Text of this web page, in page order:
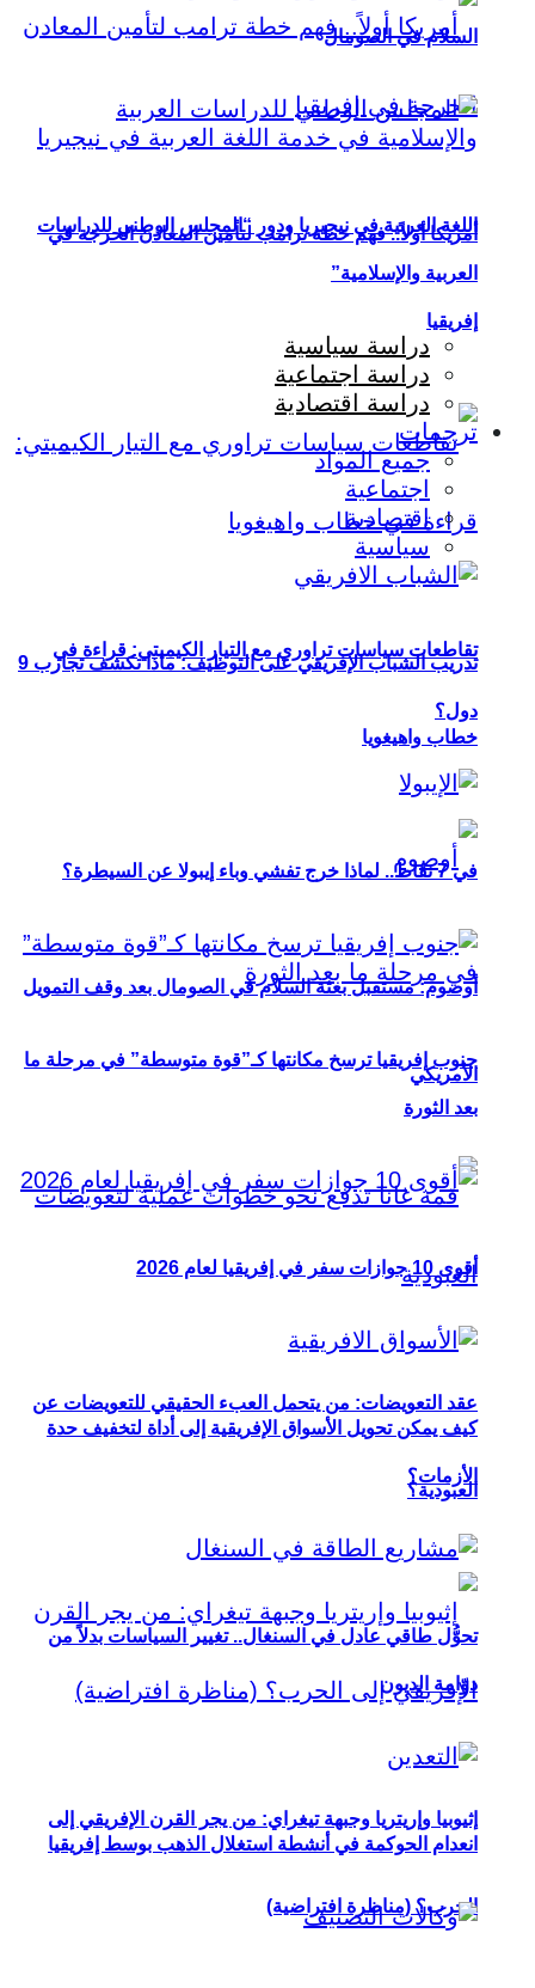
أمريكا أولاً.. فهم خطة ترامب لتأمين المعادن الحرجة في
إفريقيا
تقاطعات سياسات تراوري مع التيار الكيميتي: قراءة في
خطاب واهيغويا
أوصوم: مستقبل بعثة السلام في الصومال بعد وقف التمويل
الأمريكي
عقد التعويضات: من يتحمل العبء الحقيقي للتعويضات عن
العبودية؟
إثيوبيا وإريتريا وجبهة تيغراي: من يجر القرن الإفريقي إلى
الحرب؟ (مناظرة افتراضية)
السلام في الصومال
اللغة العربية في نيجيريا ودور “المجلس الوطني للدراسات
العربية والإسلامية”
دراسة سياسية
دراسة اجتماعية
دراسة اقتصادية
ترجمات
جميع المواد
اجتماعية
اقتصادية
سياسية
تدريب الشباب الإفريقي على التوظيف: ماذا تكشف تجارب 9
دول؟
في 7 نقاط.. لماذا خرج تفشي وباء إيبولا عن السيطرة؟
جنوب إفريقيا ترسخ مكانتها كـ”قوة متوسطة” في مرحلة ما
بعد الثورة
أقوى 10 جوازات سفر في إفريقيا لعام 2026
كيف يمكن تحويل الأسواق الإفريقية إلى أداة لتخفيف حدة
الأزمات؟
تحوُّل طاقي عادل في السنغال.. تغيير السياسات بدلاً من
دوّامة الديون
انعدام الحوكمة في أنشطة استغلال الذهب بوسط إفريقيا